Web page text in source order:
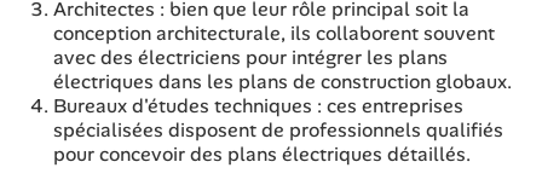
Architectes : bien que leur rôle principal soit la
conception architecturale, ils collaborent souvent
avec des électriciens pour intégrer les plans
électriques dans les plans de construction globaux.
Bureaux d'études techniques : ces entreprises
spécialisées disposent de professionnels qualifiés
pour concevoir des plans électriques détaillés.